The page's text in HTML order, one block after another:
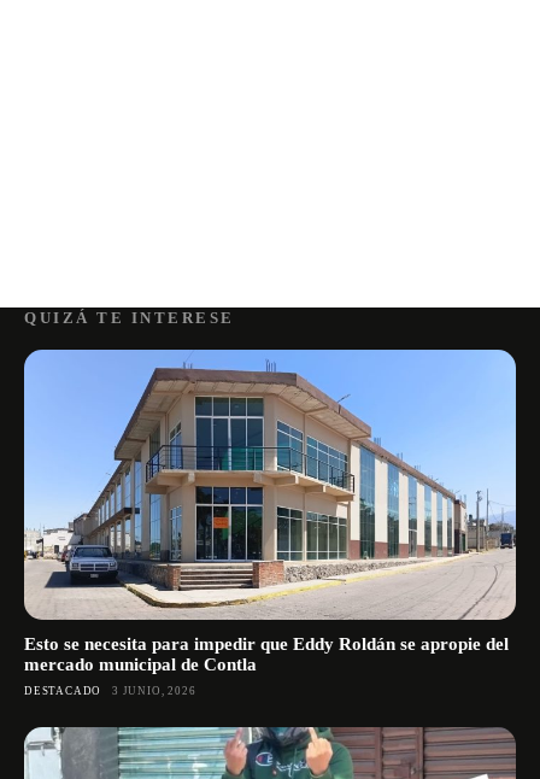
QUIZÁ TE INTERESE
Esto se necesita para impedir que Eddy Roldán se apropie del
mercado municipal de Contla
DESTACADO 3 JUNIO, 2026